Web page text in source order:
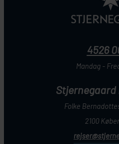
4526
Mandag -
Stjernegaard
Folke
2100